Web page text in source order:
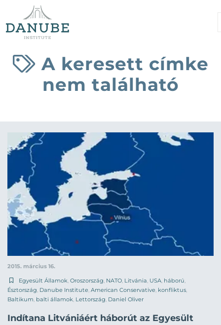
A keresett címke
nem található
2015. március 16.
Egyesült Államok Oroszország NATO Litvánia USA háború
Észtország Danube Institute American Conservative konfliktus
Baltikum balti államok Lettország Daniel Oliver
Indítana Litvániáért háborút az Egyesült